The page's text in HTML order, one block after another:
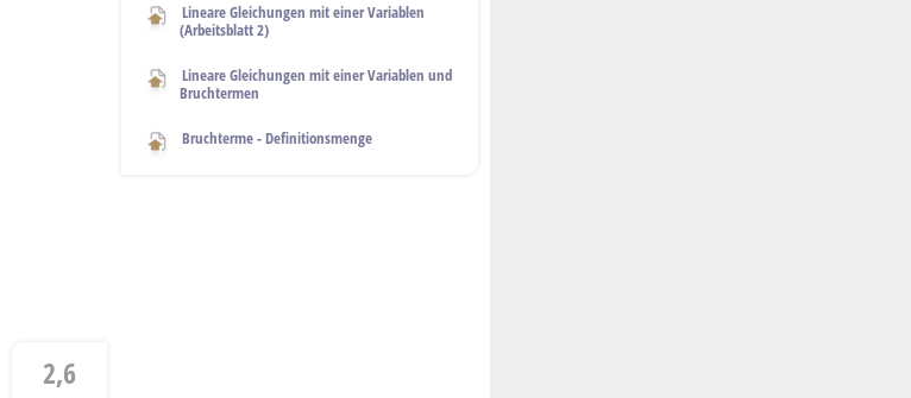
2,6
Lineare Gleichungen mit einer Variablen
(Arbeitsblatt 2)
Lineare Gleichungen mit einer Variablen und
Bruchtermen
Bruchterme - Definitionsmenge